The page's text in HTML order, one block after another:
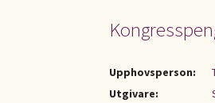
Upphovsperson:
Utgivare: